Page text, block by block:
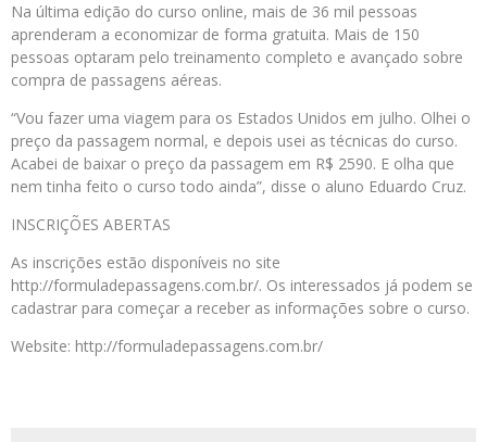
Na última edição do curso online, mais de 36 mil pessoas
aprenderam a economizar de forma gratuita. Mais de 150
pessoas optaram pelo treinamento completo e avançado sobre
compra de passagens aéreas.
“Vou fazer uma viagem para os Estados Unidos em julho. Olhei o
preço da passagem normal, e depois usei as técnicas do curso.
Acabei de baixar o preço da passagem em R$ 2590. E olha que
nem tinha feito o curso todo ainda”, disse o aluno Eduardo Cruz.
INSCRIÇÕES ABERTAS
As inscrições estão disponíveis no site
http://formuladepassagens.com.br/. Os interessados já podem se
cadastrar para começar a receber as informações sobre o curso.
Website: http://formuladepassagens.com.br/